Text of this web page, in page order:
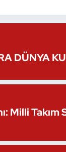
DÜNYA
Milli Takım